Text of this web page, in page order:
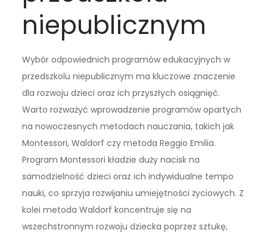
niepublicznym
Wybór odpowiednich programów edukacyjnych w
przedszkolu niepublicznym ma kluczowe znaczenie
dla rozwoju dzieci oraz ich przyszłych osiągnięć.
Warto rozważyć wprowadzenie programów opartych
na nowoczesnych metodach nauczania, takich jak
Montessori, Waldorf czy metoda Reggio Emilia.
Program Montessori kładzie duży nacisk na
samodzielność dzieci oraz ich indywidualne tempo
nauki, co sprzyja rozwijaniu umiejętności życiowych. Z
kolei metoda Waldorf koncentruje się na
wszechstronnym rozwoju dziecka poprzez sztukę,